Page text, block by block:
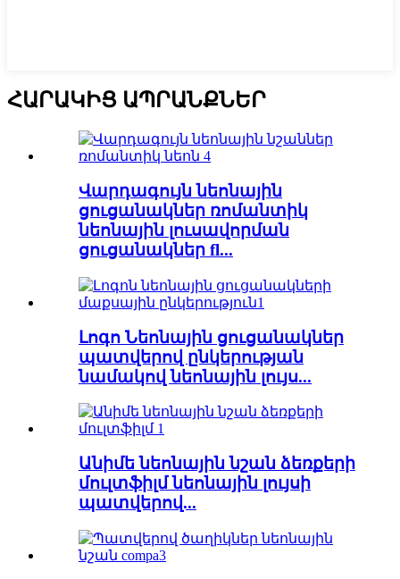
ՀԱՐԱԿԻՑ ԱՊՐԱՆՔՆԵՐ
Վարդագույն նեոնային
ցուցանակներ ռոմանտիկ
նեոնային լուսավորման
ցուցանակներ fl...
Լոգո Նեոնային ցուցանակներ
պատվերով ընկերության
նամակով նեոնային լույս...
Անիմե նեոնային նշան ձեռքերի
մուլտֆիլմ նեոնային լույսի
պատվերով...